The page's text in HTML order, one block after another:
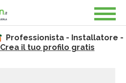
Professionista - Installatore -
Crea il tuo profilo gratis